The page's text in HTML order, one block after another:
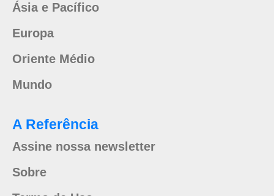
Ásia e Pacífico
Europa
Oriente Médio
Mundo
A Referência
Assine nossa newsletter
Sobre